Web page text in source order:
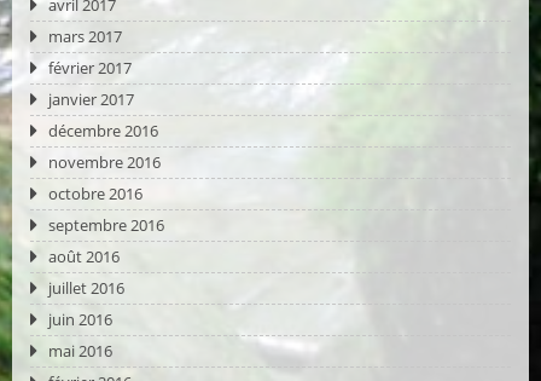
avril 2017
mars 2017
février 2017
janvier 2017
décembre 2016
novembre 2016
octobre 2016
septembre 2016
août 2016
juillet 2016
juin 2016
mai 2016